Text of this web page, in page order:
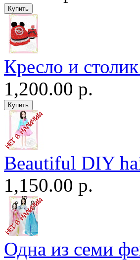
Кресло и
1,200.00 р.
Beautiful DIY
1,150.00 р.
Одна из семи